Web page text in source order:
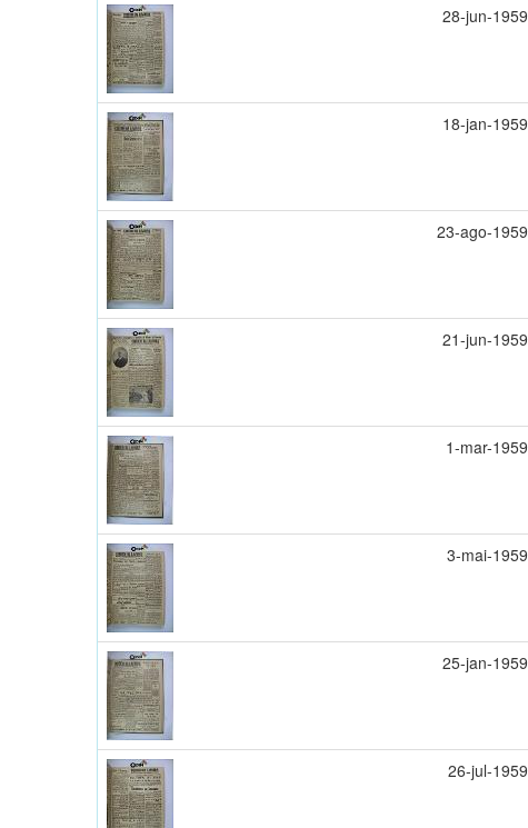
28-jun-1959
18-jan-1959
23-ago-1959
21-jun-1959
1-mar-1959
3-mai-1959
25-jan-1959
26-jul-1959